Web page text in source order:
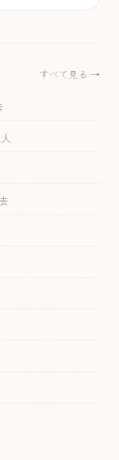
すべて見る →